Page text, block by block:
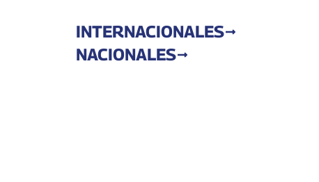
INTERNACIONALES
NACIONALES